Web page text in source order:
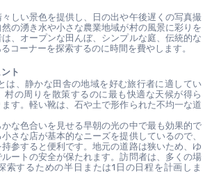
しい景色を提供し、日の出や午後遅くの写真撮
の湧き水や小さな農業地域が村の風景に彩りを
、オープンな田んぼ、シンプルな庭、伝統的な
コーナーを探索するのに時間を費やします。
ト
は、静かな田舎の地域を好む旅行者に適してい
村の周りを散策するのに最も快適な天候が得ら
す。軽い靴は、石や土で形作られた不均一な道
な色合いを見せる早朝の光の中で最も効果的で
さな店が基本的なニーズを提供しているので、
参すると便利です。地元の道路は狭いため、ゆ
ートの安全が保たれます。訪問者は、多くの場
索するための半日または1日の日程を計画しま